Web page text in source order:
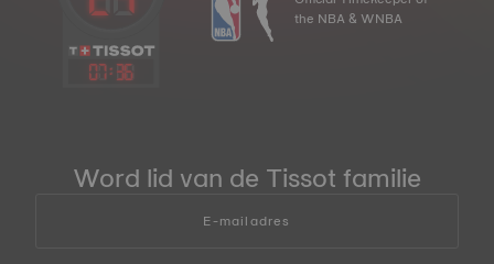
07: 36
the NBA & WNBA
Word lid van de Tissot familie
E-mailadres